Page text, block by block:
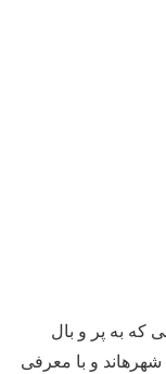
به پر و بال
و با معرفی